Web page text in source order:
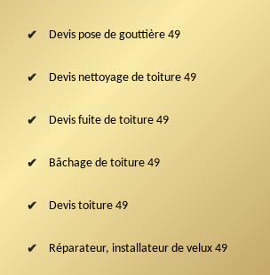
Devis pose de gouttière 49
Devis nettoyage de toiture 49
Devis fuite de toiture 49
Bâchage de toiture 49
Devis toiture 49
Réparateur, installateur de velux 49